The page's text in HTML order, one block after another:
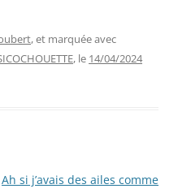
, et marquée avec
, le 14/04/2024
Ah si j’avais des ailes comme